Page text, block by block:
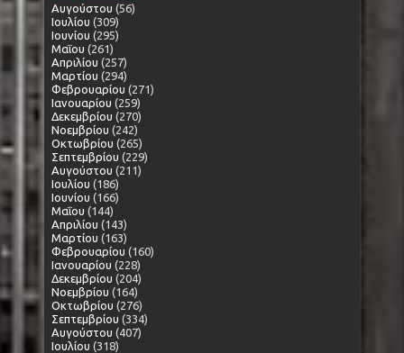
Αυγούστου (56)
Ιουλίου (309)
Ιουνίου (295)
Μαΐου (261)
Απριλίου (257)
Μαρτίου (294)
Φεβρουαρίου (271)
Ιανουαρίου (259)
Δεκεμβρίου (270)
Νοεμβρίου (242)
Οκτωβρίου (265)
Σεπτεμβρίου (229)
Αυγούστου (211)
Ιουλίου (186)
Ιουνίου (166)
Μαΐου (144)
Απριλίου (143)
Μαρτίου (163)
Φεβρουαρίου (160)
Ιανουαρίου (228)
Δεκεμβρίου (204)
Νοεμβρίου (164)
Οκτωβρίου (276)
Σεπτεμβρίου (334)
Αυγούστου (407)
Ιουλίου (318)